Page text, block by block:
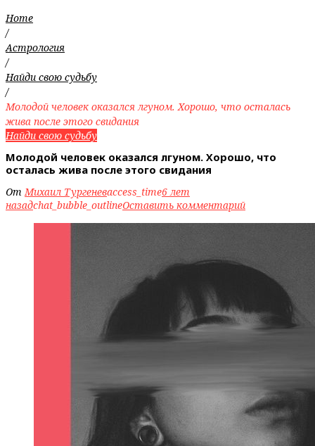
Home
/
Астрология
/
Найди свою судьбу
/
Молодой человек оказался лгуном. Хорошо, что осталась
жива после этого свидания
Найди свою судьбу
Молодой человек оказался лгуном. Хорошо, что
осталась жива после этого свидания
ОтМихаил Тургеневaccess_time6 лет
назадchat_bubble_outlineОставить комментарий